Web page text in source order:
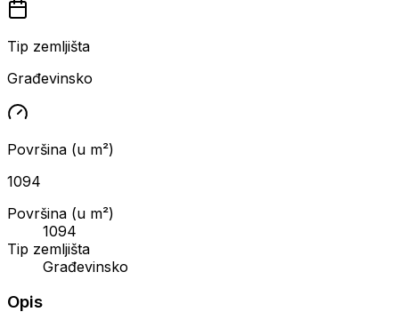
Tip zemljišta
Građevinsko
Površina (u m²)
1094
Površina (u m²)
1094
Tip zemljišta
Građevinsko
Opis